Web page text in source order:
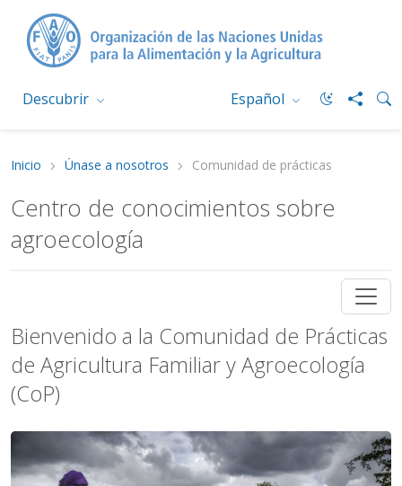
Descubrir Español
Inicio Únase a nosotros Comunidad de prácticas
Centro de conocimientos sobre
agroecología
Bienvenido a la Comunidad de Prácticas
de Agricultura Familiar y Agroecología
(CoP)